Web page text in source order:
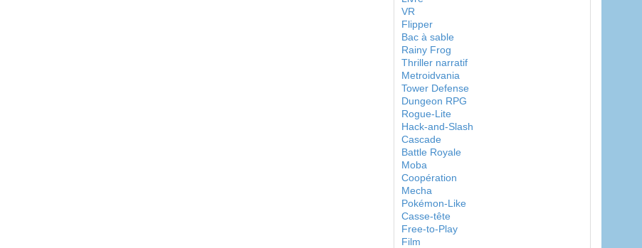
VR
Flipper
Bac à sable
Rainy Frog
Thriller narratif
Metroidvania
Tower Defense
Dungeon RPG
Rogue-Lite
Hack-and-Slash
Cascade
Battle Royale
Moba
Coopération
Mecha
Pokémon-Like
Casse-tête
Free-to-Play
Film